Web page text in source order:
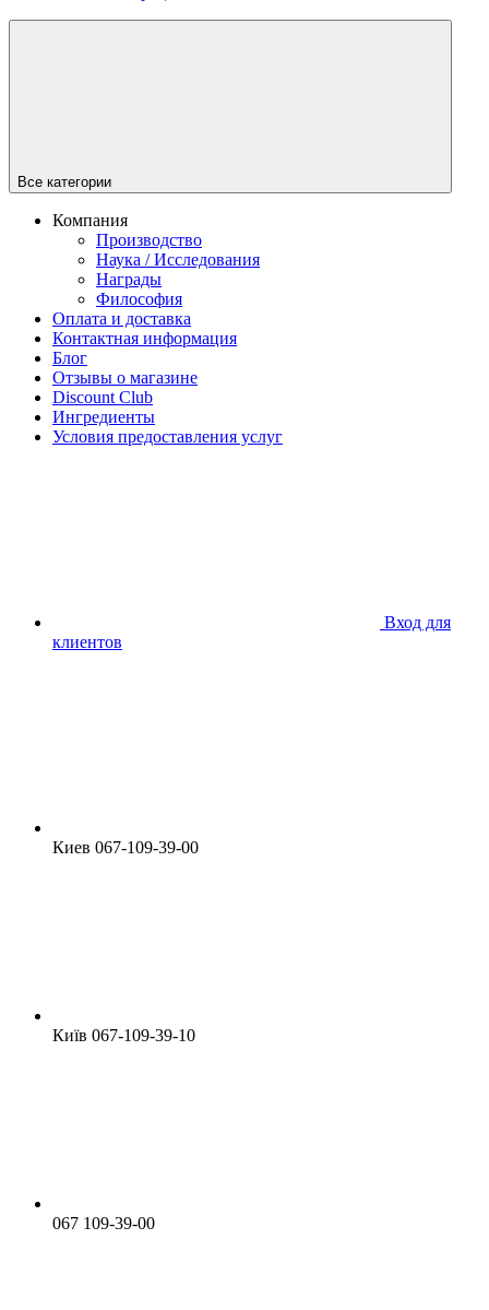
Все категории
Компания
Производство
Наука / Исследования
Награды
Философия
Оплата и доставка
Контактная информация
Блог
Отзывы о магазине
Discount Club
Ингредиенты
Условия предоставления услуг
Вход для
клиентов
Киев 067-109-39-00
Київ 067-109-39-10
067 109-39-00